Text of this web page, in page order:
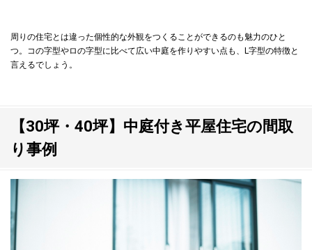
周りの住宅とは違った個性的な外観をつくることができるのも魅力のひと
つ。コの字型やロの字型に比べて広い中庭を作りやすい点も、L字型の特徴と
言えるでしょう。
【30坪・40坪】中庭付き平屋住宅の間取
り事例